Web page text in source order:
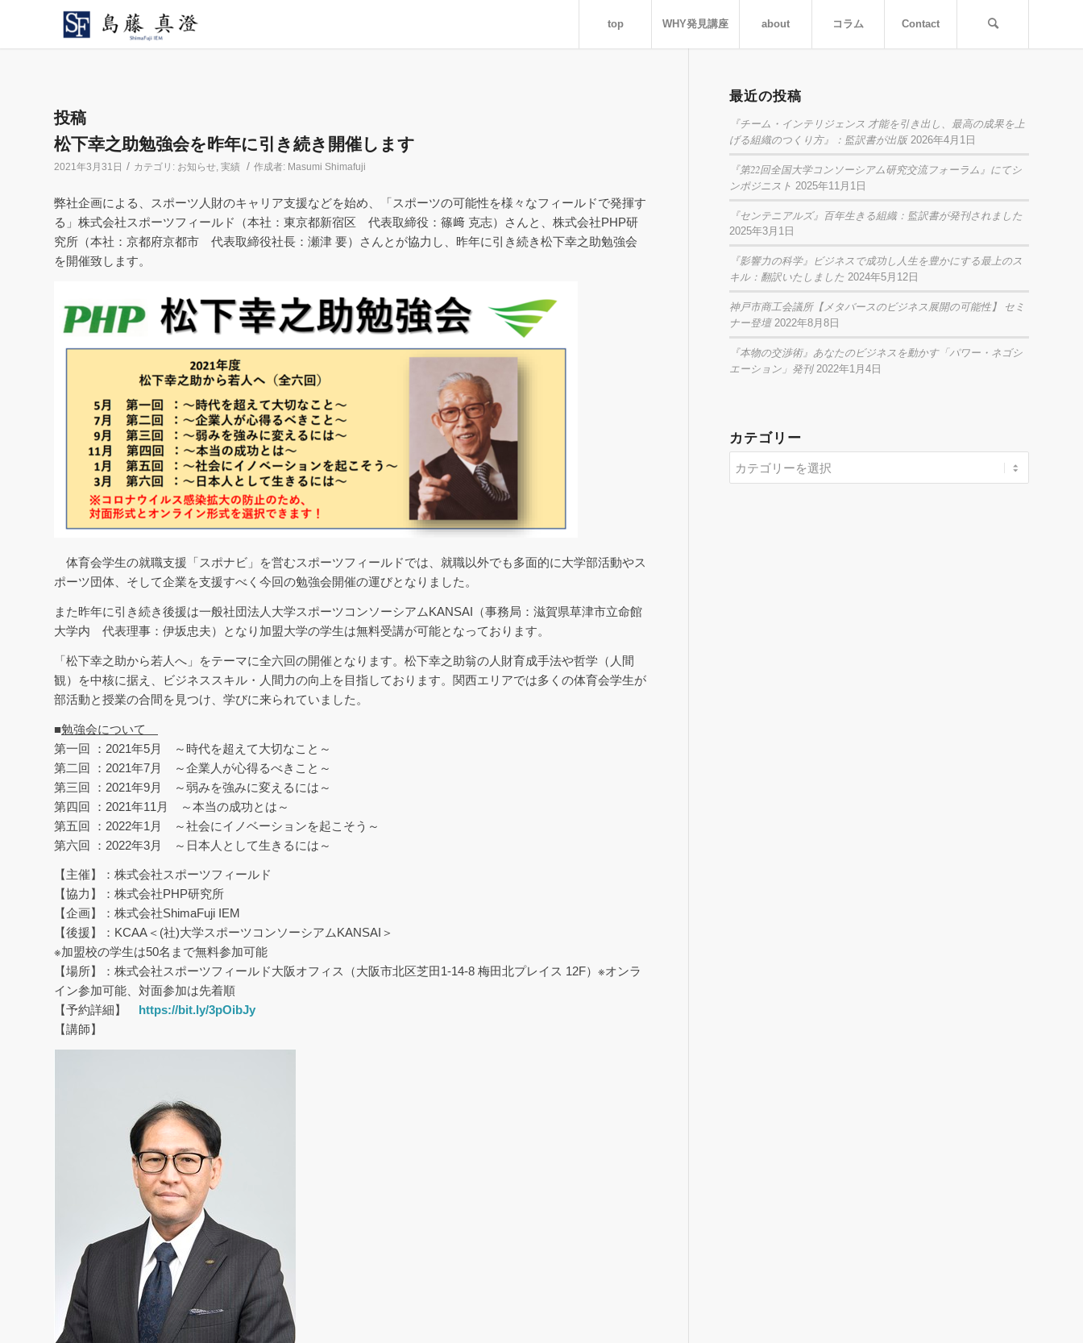
top WHY発見講座 about コラム Contact
投稿
松下幸之助勉強会を昨年に引き続き開催します
2021年3月31日 / カテゴリ: お知らせ, 実績 / 作成者: Masumi Shimafuji
弊社企画による、スポーツ人財のキャリア支援などを始め、「スポーツの可能性を様々なフィールドで発揮す
る」株式会社スポーツフィールド（本社：東京都新宿区 代表取締役：篠﨑 克志）さんと、株式会社PHP研
究所（本社：京都府京都市 代表取締役社長：瀬津 要）さんとが協力し、昨年に引き続き松下幸之助勉強会
を開催致します。
体育会学生の就職支援「スポナビ」を営むスポーツフィールドでは、就職以外でも多面的に大学部活動やス
ポーツ団体、そして企業を支援すべく今回の勉強会開催の運びとなりました。
また昨年に引き続き後援は一般社団法人大学スポーツコンソーシアムKANSAI（事務局：滋賀県草津市立命館
大学内 代表理事：伊坂忠夫）となり加盟大学の学生は無料受講が可能となっております。
「松下幸之助から若人へ」をテーマに全六回の開催となります。松下幸之助翁の人財育成手法や哲学（人間
観）を中核に据え、ビジネススキル・人間力の向上を目指しております。関西エリアでは多くの体育会学生が
部活動と授業の合間を見つけ、学びに来られていました。
■勉強会について
第一回 ：2021年5月 ～時代を超えて大切なこと～
第二回 ：2021年7月 ～企業人が心得るべきこと～
第三回 ：2021年9月 ～弱みを強みに変えるには～
第四回 ：2021年11月 ～本当の成功とは～
第五回 ：2022年1月 ～社会にイノベーションを起こそう～
第六回 ：2022年3月 ～日本人として生きるには～
【主催】：株式会社スポーツフィールド
【協力】：株式会社PHP研究所
【企画】：株式会社ShimaFuji IEM
【後援】：KCAA＜(社)大学スポーツコンソーシアムKANSAI＞
※加盟校の学生は50名まで無料参加可能
【場所】：株式会社スポーツフィールド大阪オフィス（大阪市北区芝田1-14-8 梅田北プレイス 12F）※オンラ
イン参加可能、対面参加は先着順
【予約詳細】 https://bit.ly/3pOibJy
【講師】
最近の投稿
『チーム・インテリジェンス 才能を引き出し、最高の成果を上
げる組織のつくり方』：監訳書が出版 2026年4月1日
『第22回全国大学コンソーシアム研究交流フォーラム』にてシ
ンポジニスト 2025年11月1日
『センテニアルズ』百年生きる組織：監訳書が発刊されました
2025年3月1日
『影響力の科学』ビジネスで成功し人生を豊かにする最上のス
キル：翻訳いたしました 2024年5月12日
神戸市商工会議所【メタバースのビジネス展開の可能性】 セミ
ナー登壇 2022年8月8日
『本物の交渉術』あなたのビジネスを動かす「パワー・ネゴシ
エーション」発刊 2022年1月4日
カテゴリー